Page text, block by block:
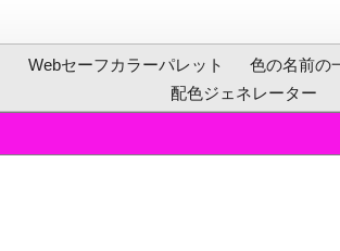
Webセーフカラーパレット 色の名前の
配色ジェネレーター